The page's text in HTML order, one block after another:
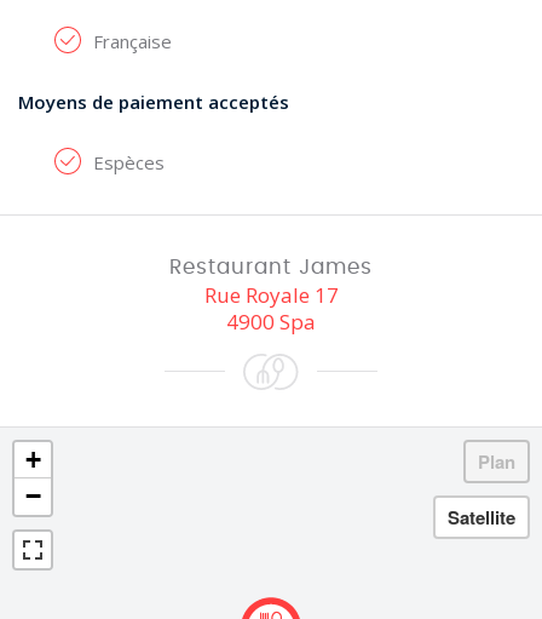
Française
Moyens de paiement acceptés
Espèces
Restaurant James
Rue Royale 17
4900 Spa
+
−